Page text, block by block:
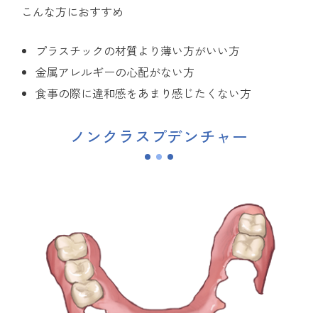
こんな方におすすめ
プラスチックの材質より薄い方がいい方
金属アレルギーの心配がない方
食事の際に違和感をあまり感じたくない方
ノンクラスプデンチャー